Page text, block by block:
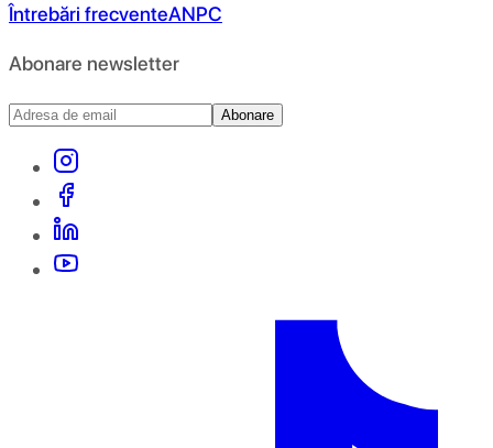
Întrebări frecventeANPC
Abonare newsletter
Abonare